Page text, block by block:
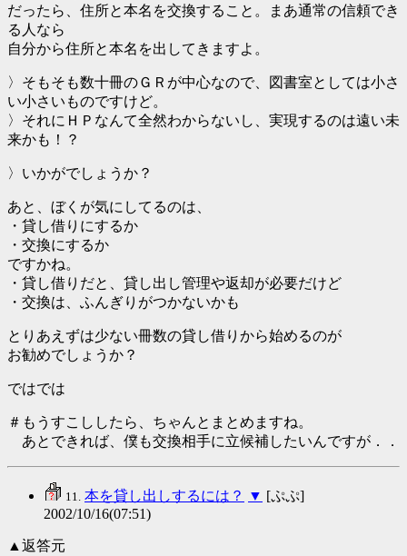
だったら、住所と本名を交換すること。まあ通常の信頼でき
る人なら
自分から住所と本名を出してきますよ。
〉そもそも数十冊のＧＲが中心なので、図書室としては小さ
い小さいものですけど。
〉それにＨＰなんて全然わからないし、実現するのは遠い未
来かも！？
〉いかがでしょうか？
あと、ぼくが気にしてるのは、
・貸し借りにするか
・交換にするか
ですかね。
・貸し借りだと、貸し出し管理や返却が必要だけど
・交換は、ふんぎりがつかないかも
とりあえずは少ない冊数の貸し借りから始めるのが
お勧めでしょうか？
ではでは
＃もうすこししたら、ちゃんとまとめますね。
あとできれば、僕も交換相手に立候補したいんですが．．
11. 本を貸し出しするには？ ▼ [ぷぷ]
2002/10/16(07:51)
▲返答元